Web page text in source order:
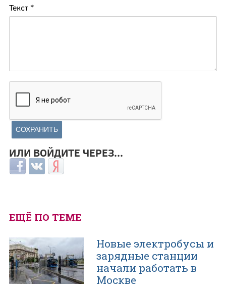
Текст *
ИЛИ ВОЙДИТЕ ЧЕРЕЗ...
Login with Facebook
Login with ВКонтакте
Login with Яндекс
ЕЩЁ ПО ТЕМЕ
Новые электробусы и
зарядные станции
начали работать в
Москве